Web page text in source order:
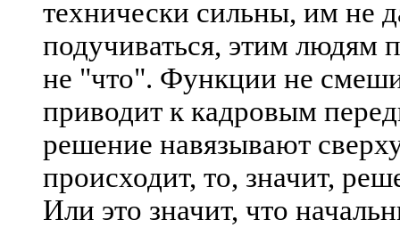
технически сильны, им не
подучиваться, этим людям
не "что". Функции не
приводит к кадровым
решение навязывают
происходит, то, значит,
Или это значит, что